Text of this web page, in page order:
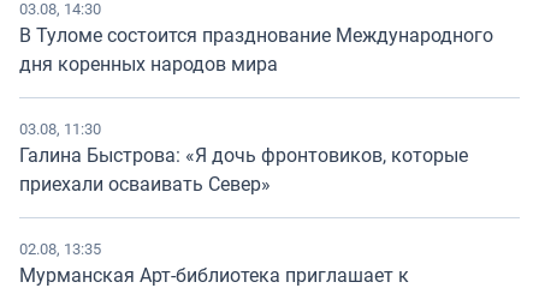
03.08, 14:30
В Туломе состоится празднование Международного
дня коренных народов мира
03.08, 11:30
Галина Быстрова: «Я дочь фронтовиков, которые
приехали осваивать Север»
02.08, 13:35
Мурманская Арт-библиотека приглашает к